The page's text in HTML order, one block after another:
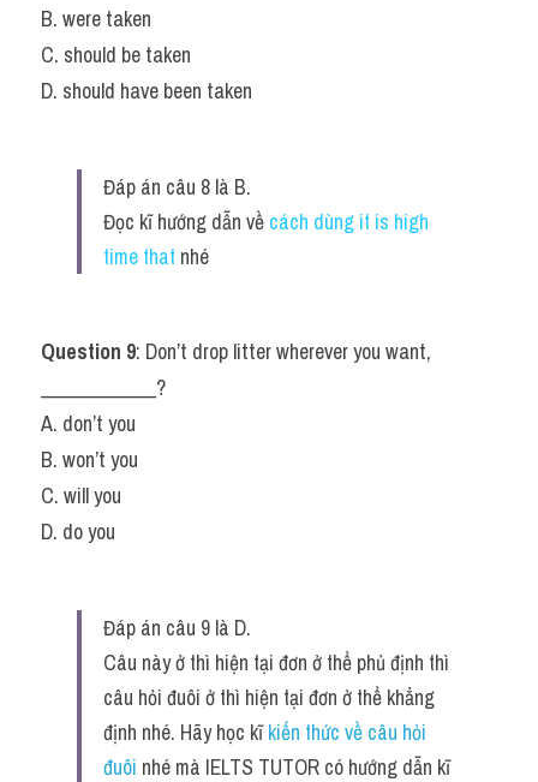
B. were taken
C. should be taken
D. should have been taken
Đáp án câu 8 là B.
Đọc kĩ hướng dẫn về cách dùng it is high
time that nhé
Question 9: Don’t drop litter wherever you want,
____________?
A. don’t you
B. won’t you
C. will you
D. do you
Đáp án câu 9 là D.
Câu này ở thì hiện tại đơn ở thể phủ định thì
câu hỏi đuôi ở thì hiện tại đơn ở thể khẳng
định nhé. Hãy học kĩ kiến thức về câu hỏi
đuôi nhé mà IELTS TUTOR có hướng dẫn kĩ